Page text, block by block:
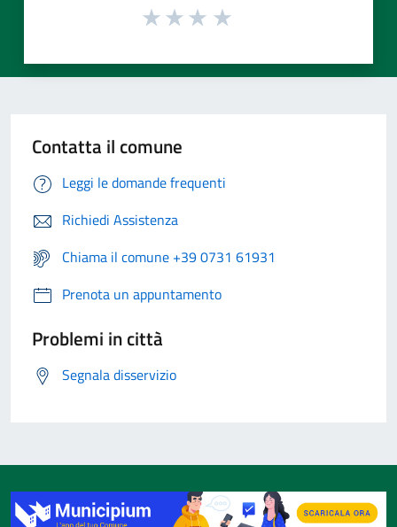
Contatta il comune
Leggi le domande frequenti
Richiedi Assistenza
Chiama il comune +39 0731 61931
Prenota un appuntamento
Problemi in città
Segnala disservizio